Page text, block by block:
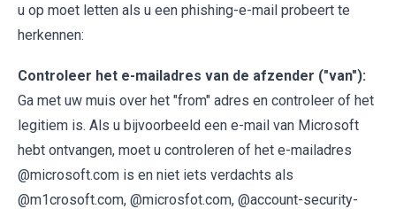
u op moet letten als u een phishing-e-mail probeert te
herkennen:
Controleer het e-mailadres van de afzender ("van"):
Ga met uw muis over het "from" adres en controleer of het
legitiem is. Als u bijvoorbeeld een e-mail van Microsoft
hebt ontvangen, moet u controleren of het e-mailadres
@microsoft.com is en niet iets verdachts als
@m1crosoft.com, @microsfot.com, @account-security-